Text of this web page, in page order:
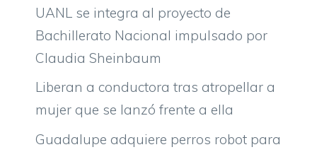
UANL se integra al proyecto de
Bachillerato Nacional impulsado por
Claudia Sheinbaum
Liberan a conductora tras atropellar a
mujer que se lanzó frente a ella
Guadalupe adquiere perros robot para